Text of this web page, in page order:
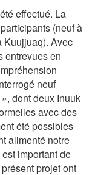
effectué. La
(neuf à
Kuujjuaq). Avec
entrevues en
neuf
dont deux Inuuk
avec des
été possibles
alimenté notre
important de
projet ont